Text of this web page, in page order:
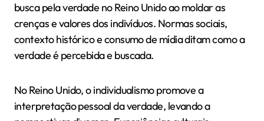
busca pela verdade no Reino Unido ao moldar as
crenças e valores dos indivíduos. Normas sociais,
contexto histórico e consumo de mídia ditam como a
verdade é percebida e buscada.
No Reino Unido, o individualismo promove a
interpretação pessoal da verdade, levando a